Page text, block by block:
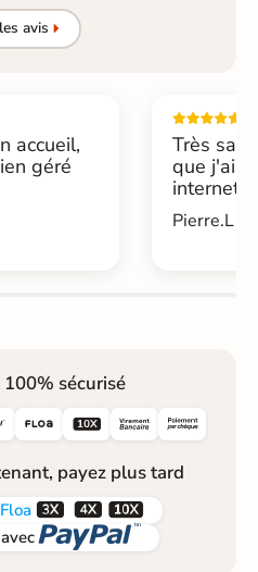
les avis
accueil,
géré
Très
que j'ai
internet....
Pierre.L -
sécurisé
 
payez plus tard
Floa  
